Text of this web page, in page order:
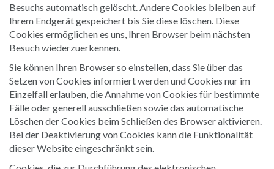
Besuchs automatisch gelöscht. Andere Cookies bleiben auf
Ihrem Endgerät gespeichert bis Sie diese löschen. Diese
Cookies ermöglichen es uns, Ihren Browser beim nächsten
Besuch wiederzuerkennen.
Sie können Ihren Browser so einstellen, dass Sie über das
Setzen von Cookies informiert werden und Cookies nur im
Einzelfall erlauben, die Annahme von Cookies für bestimmte
Fälle oder generell ausschließen sowie das automatische
Löschen der Cookies beim Schließen des Browser aktivieren.
Bei der Deaktivierung von Cookies kann die Funktionalität
dieser Website eingeschränkt sein.